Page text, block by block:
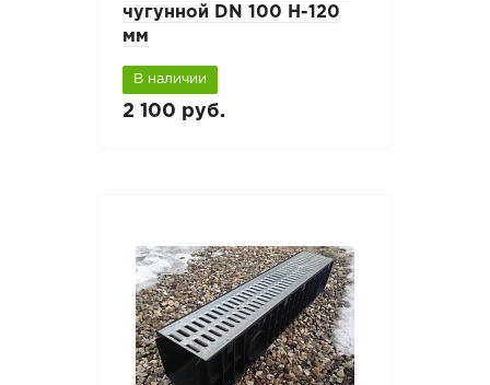
чугунной DN 100 H-120
мм
В наличии
2 100 руб.